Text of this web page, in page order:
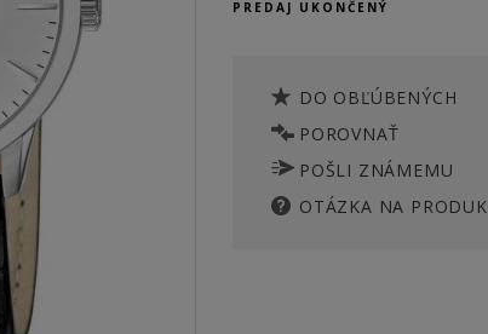
PREDAJ UKONČENÝ
DO OBĽÚBENÝCH
POROVNAŤ
POŠLI ZNÁMEMU
OTÁZKA NA